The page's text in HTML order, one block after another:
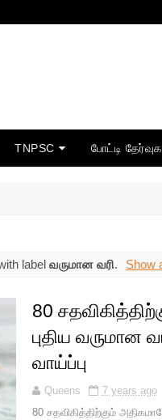
TNPSC போட்டி
label வருமான வரி. Show
80
புதிய வருமான
வாய்ப்பு
Queens
7 years ago
80 சதவிகித்திற்கும்